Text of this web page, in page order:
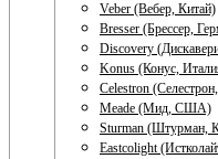
Veber (Вебер, Китай)
Bresser (Брессер,
Discovery
Konus (Конус,
Celestron
Meade (Мид, США)
Sturman (Штурман,
Eastcolight